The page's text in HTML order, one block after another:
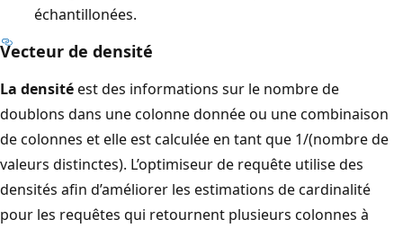
échantillonées.
Vecteur de densité
La densitéest des informations sur le nombre de
doublons dans une colonne donnée ou une combinaison
de colonnes et elle est calculée en tant que 1/(nombre de
valeurs distinctes). L’optimiseur de requête utilise des
densités afin d’améliorer les estimations de cardinalité
pour les requêtes qui retournent plusieurs colonnes à